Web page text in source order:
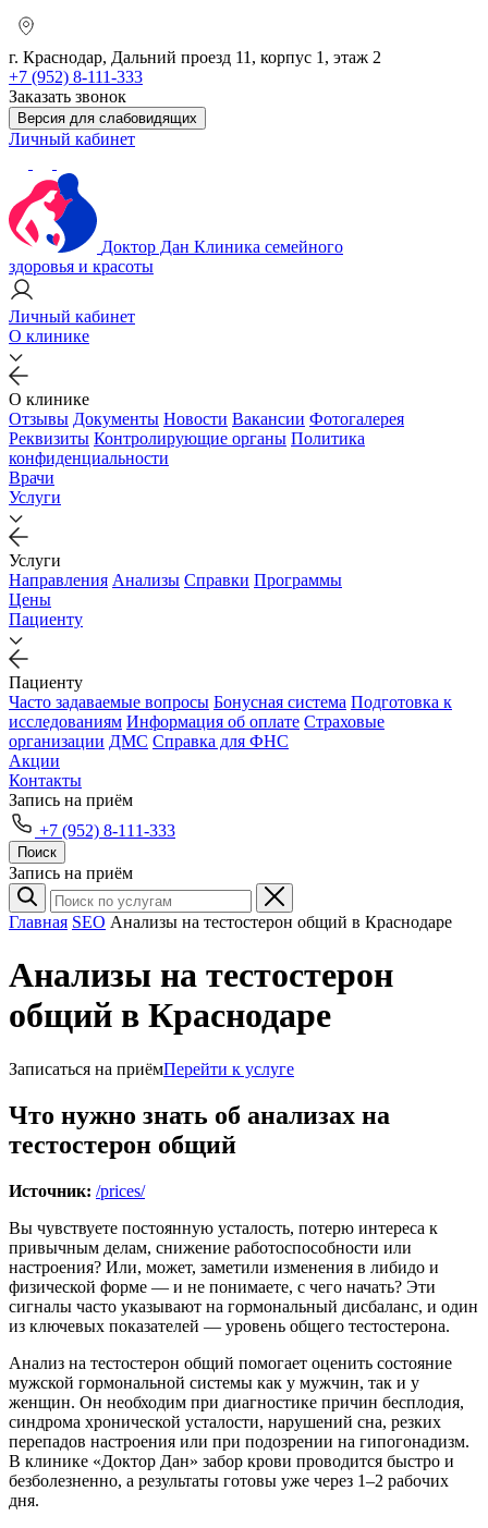
г. Краснодар, Дальний проезд 11, корпус 1, этаж 2
+7 (952) 8-111-333
Заказать звонок
Версия для слабовидящих
Личный кабинет
Доктор Дан Клиника семейного
здоровья и красоты
Личный кабинет
О клинике
О клинике
Отзывы Документы Новости Вакансии Фотогалерея
Реквизиты Контролирующие органы Политика
конфиденциальности
Врачи
Услуги
Услуги
Направления Анализы Справки Программы
Цены
Пациенту
Пациенту
Часто задаваемые вопросы Бонусная система Подготовка к
исследованиям Информация об оплате Страховые
организации ДМС Справка для ФНС
Акции
Контакты
Запись на приём
+7 (952) 8-111-333
Поиск
Запись на приём
Главная SEO Анализы на тестостерон общий в Краснодаре
Анализы на тестостерон
общий в Краснодаре
Записаться на приёмПерейти к услуге
Что нужно знать об анализах на
тестостерон общий
Источник: /prices/
Вы чувствуете постоянную усталость, потерю интереса к
привычным делам, снижение работоспособности или
настроения? Или, может, заметили изменения в либидо и
физической форме — и не понимаете, с чего начать? Эти
сигналы часто указывают на гормональный дисбаланс, и один
из ключевых показателей — уровень общего тестостерона.
Анализ на тестостерон общий помогает оценить состояние
мужской гормональной системы как у мужчин, так и у
женщин. Он необходим при диагностике причин бесплодия,
синдрома хронической усталости, нарушений сна, резких
перепадов настроения или при подозрении на гипогонадизм.
В клинике «Доктор Дан» забор крови проводится быстро и
безболезненно, а результаты готовы уже через 1–2 рабочих
дня.